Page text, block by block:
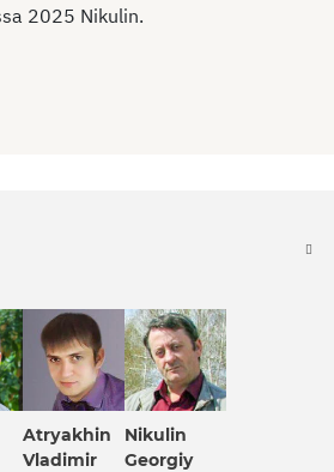
2025 Nikulin.
Atrуakhin
Vladimir
Nikulin
Georgiy